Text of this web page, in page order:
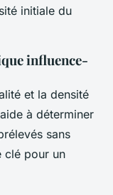
initiale du
influence-
et la densité
à déterminer
sans
clé pour un